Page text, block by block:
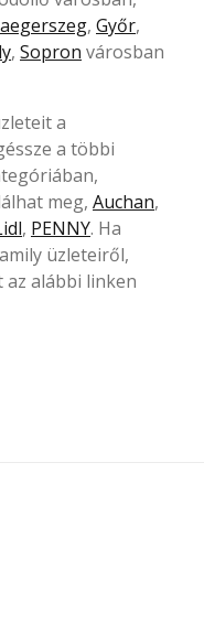
, Győr,
, Sopron városban
a
a többi
meg, Auchan,
, PENNY. Ha
üzleteiről,
az alábbi linken